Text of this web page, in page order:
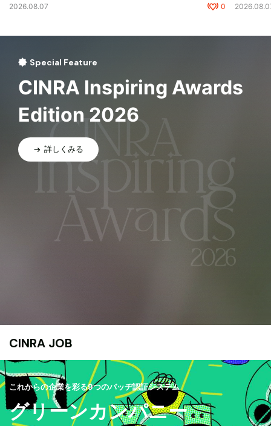
2026.08.07 0
Special Feature
CINRA Inspiring Awards
Edition 2026
詳しくみる
CINRA JOB
これからの企業を彩る9つのバッヂ認証システム
グリーンカンパニー